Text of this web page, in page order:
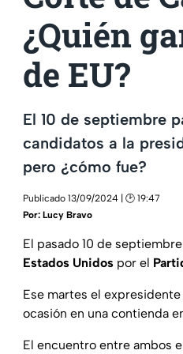
¿Quién
de EU?
El 10 de septiembre
candidatos a la
pero ¿cómo fue?
Publicado 13/09/2024 | 🕑 19:47
Por: Lucy Bravo
El pasado 10 de
Estados Unidos por el
Ese martes el
ocasión en una contienda
El encuentro entre ambos